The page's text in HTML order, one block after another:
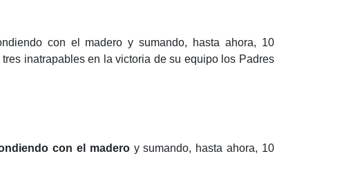
con el madero y sumando, hasta ahora, 10
inatrapables en la victoria de su equipo los Padres
con el maderoy sumando, hasta ahora, 10